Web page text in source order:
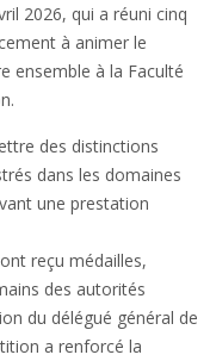
2026, qui a réuni cinq
à animer le
ensemble à la Faculté
des distinctions
dans les domaines
une prestation
reçu médailles,
des autorités
du délégué général de
a renforcé la